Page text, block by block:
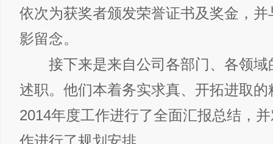
依次为获奖者颁发荣誉证书及奖金，
影留念。
接下来是来自公司各部门、各领域
述职。他们本着务实求真、开拓进取
2014年度工作进行了全面汇报总结，
作进行了规划安排。